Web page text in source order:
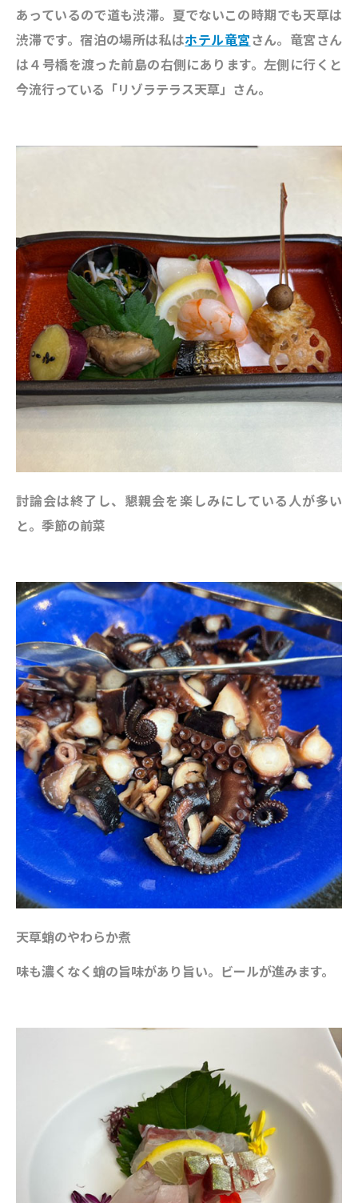
あっているので道も渋滞。夏でないこの時期でも天草は
渋滞です。宿泊の場所は私はホテル竜宮さん。竜宮さん
は４号橋を渡った前島の右側にあります。左側に行くと
今流行っている「リゾラテラス天草」さん。
討論会は終了し、懇親会を楽しみにしている人が多い
と。季節の前菜
天草蛸のやわらか煮
味も濃くなく蛸の旨味があり旨い。ビールが進みます。